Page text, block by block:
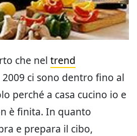
che nel trend
2009 ci sono dentro fino al
perché a casa cucino io e
è finita. In quanto
e prepara il cibo,